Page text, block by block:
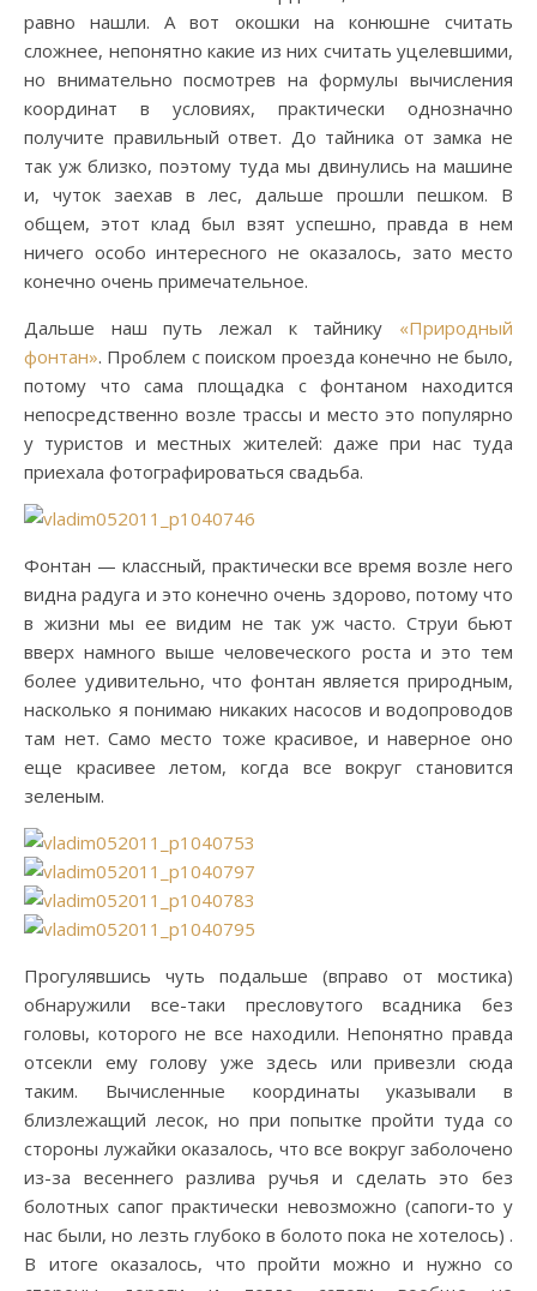
равно нашли. А вот окошки на конюшне считать
сложнее, непонятно какие из них считать уцелевшими,
но внимательно посмотрев на формулы вычисления
координат в условиях, практически однозначно
получите правильный ответ. До тайника от замка не
так уж близко, поэтому туда мы двинулись на машине
и, чуток заехав в лес, дальше прошли пешком. В
общем, этот клад был взят успешно, правда в нем
ничего особо интересного не оказалось, зато место
конечно очень примечательное.
Дальше наш путь лежал к тайнику «Природный
фонтан». Проблем с поиском проезда конечно не было,
потому что сама площадка с фонтаном находится
непосредственно возле трассы и место это популярно
у туристов и местных жителей: даже при нас туда
приехала фотографироваться свадьба.
Фонтан — классный, практически все время возле него
видна радуга и это конечно очень здорово, потому что
в жизни мы ее видим не так уж часто. Струи бьют
вверх намного выше человеческого роста и это тем
более удивительно, что фонтан является природным,
насколько я понимаю никаких насосов и водопроводов
там нет. Само место тоже красивое, и наверное оно
еще красивее летом, когда все вокруг становится
зеленым.
Прогулявшись чуть подальше (вправо от мостика)
обнаружили все-таки пресловутого всадника без
головы, которого не все находили. Непонятно правда
отсекли ему голову уже здесь или привезли сюда
таким. Вычисленные координаты указывали в
близлежащий лесок, но при попытке пройти туда со
стороны лужайки оказалось, что все вокруг заболочено
из-за весеннего разлива ручья и сделать это без
болотных сапог практически невозможно (сапоги-то у
нас были, но лезть глубоко в болото пока не хотелось) .
В итоге оказалось, что пройти можно и нужно со